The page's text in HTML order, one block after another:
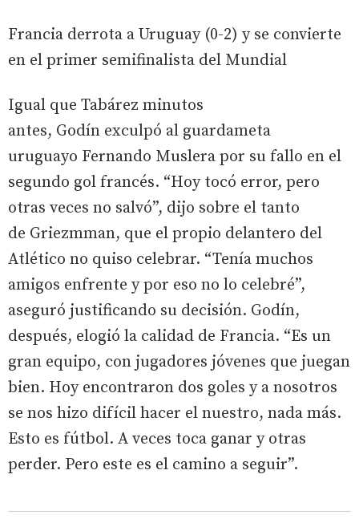
Francia derrota a Uruguay (0-2) y se convierte
en el primer semifinalista del Mundial
Igual que Tabárez minutos
antes, Godín exculpó al guardameta
uruguayo Fernando Muslera por su fallo en el
segundo gol francés. “Hoy tocó error, pero
otras veces no salvó”, dijo sobre el tanto
de Griezmman, que el propio delantero del
Atlético no quiso celebrar. “Tenía muchos
amigos enfrente y por eso no lo celebré”,
aseguró justificando su decisión. Godín,
después, elogió la calidad de Francia. “Es un
gran equipo, con jugadores jóvenes que juegan
bien. Hoy encontraron dos goles y a nosotros
se nos hizo difícil hacer el nuestro, nada más.
Esto es fútbol. A veces toca ganar y otras
perder. Pero este es el camino a seguir”.